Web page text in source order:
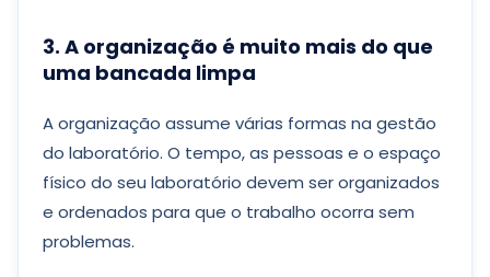
3. A organização é muito mais do que
uma bancada limpa
A organização assume várias formas na gestão
do laboratório. O tempo, as pessoas e o espaço
físico do seu laboratório devem ser organizados
e ordenados para que o trabalho ocorra sem
problemas.